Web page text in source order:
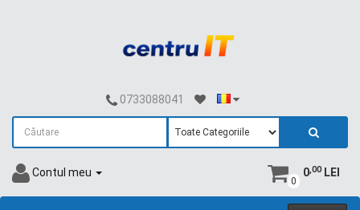
0733088041
Contul meu
0
0,00LEI